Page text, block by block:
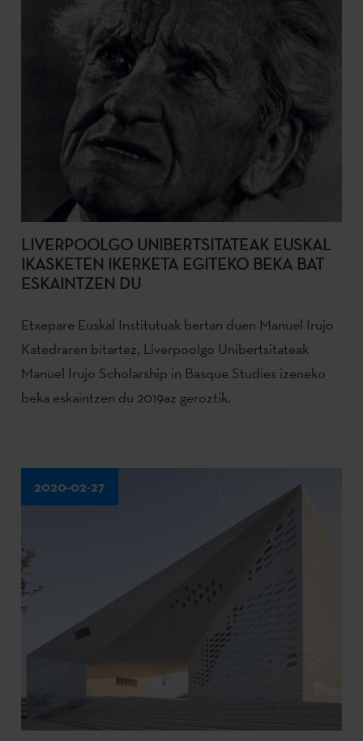
LIVERPOOLGO UNIBERTSITATEAK EUSKAL
IKASKETEN IKERKETA EGITEKO BEKA BAT
ESKAINTZEN DU
Etxepare Euskal Institutuak bertan duen Manuel Irujo
Katedraren bitartez, Liverpoolgo Unibertsitateak
Manuel Irujo Scholarship in Basque Studies izeneko
beka eskaintzen du 2019az geroztik.
2020-02-27